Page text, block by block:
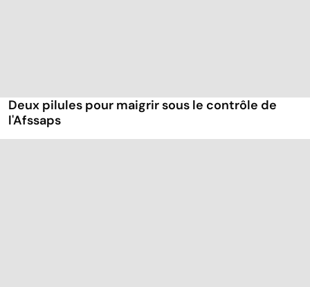
Deux pilules pour maigrir sous le contrôle de
l'Afssaps